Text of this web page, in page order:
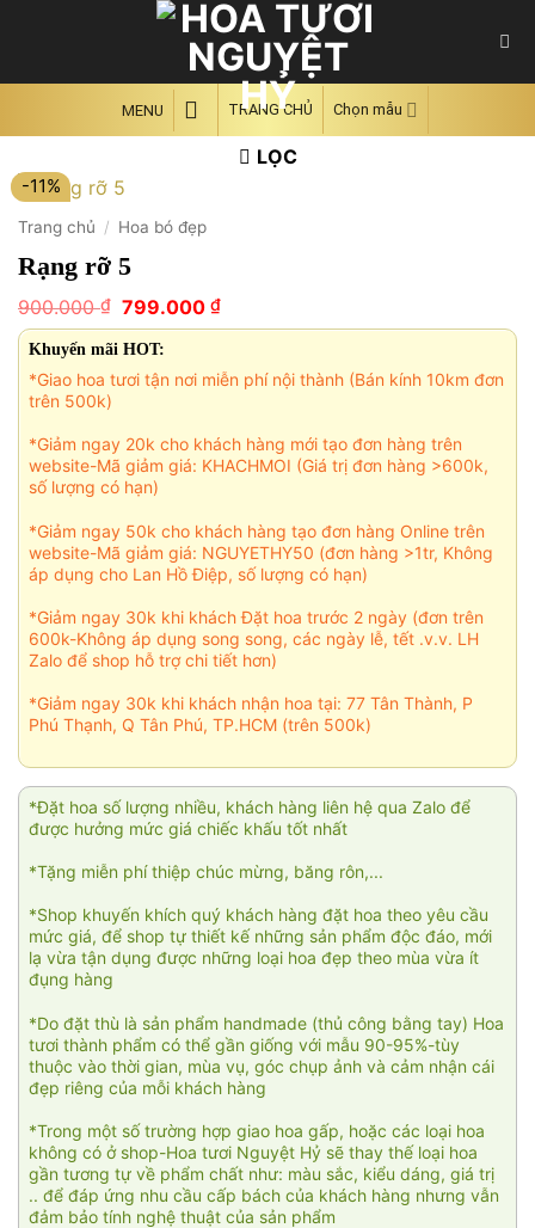
MENU TRANG CHỦ Chọn mẫu
LỌC
-11%
Trang chủ / Hoa bó đẹp
Rạng rỡ 5
900.000₫ Giá
gốc
là:
900.000 ₫.
799.000 ₫Giá
hiện
799.000 ₫.
Khuyến mãi HOT:
*Giao hoa tươi tận nơi miễn phí nội thành (Bán kính 10km đơn
trên 500k)
*Giảm ngay 20k cho khách hàng mới tạo đơn hàng trên
website-Mã giảm giá: KHACHMOI (Giá trị đơn hàng >600k,
số lượng có hạn)
*Giảm ngay 50k cho khách hàng tạo đơn hàng Online trên
website-Mã giảm giá: NGUYETHY50 (đơn hàng >1tr, Không
áp dụng cho Lan Hồ Điệp, số lượng có hạn)
*Giảm ngay 30k khi khách Đặt hoa trước 2 ngày (đơn trên
600k-Không áp dụng song song, các ngày lễ, tết .v.v. LH
Zalo để shop hỗ trợ chi tiết hơn)
*Giảm ngay 30k khi khách nhận hoa tại: 77 Tân Thành, P
Phú Thạnh, Q Tân Phú, TP.HCM (trên 500k)
*Đặt hoa số lượng nhiều, khách hàng liên hệ qua Zalo để
được hưởng mức giá chiếc khấu tốt nhất
*Tặng miễn phí thiệp chúc mừng, băng rôn,...
*Shop khuyến khích quý khách hàng đặt hoa theo yêu cầu
mức giá, để shop tự thiết kế những sản phẩm độc đáo, mới
lạ vừa tận dụng được những loại hoa đẹp theo mùa vừa ít
đụng hàng
*Do đặt thù là sản phẩm handmade (thủ công bằng tay) Hoa
tươi thành phẩm có thể gần giống với mẫu 90-95%-tùy
thuộc vào thời gian, mùa vụ, góc chụp ảnh và cảm nhận cái
đẹp riêng của mỗi khách hàng
*Trong một số trường hợp giao hoa gấp, hoặc các loại hoa
không có ở shop-Hoa tươi Nguyệt Hỷ sẽ thay thế loại hoa
gần tương tự về phẩm chất như: màu sắc, kiểu dáng, giá trị
.. để đáp ứng nhu cầu cấp bách của khách hàng nhưng vẫn
đảm bảo tính nghệ thuật của sản phẩm